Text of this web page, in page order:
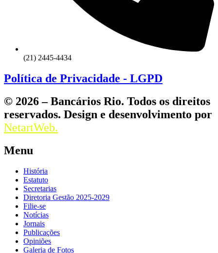
(21) 2445-4434
Política de Privacidade - LGPD
© 2026 – Bancários Rio. Todos os direitos
reservados. Design e desenvolvimento por
NetartWeb.
Menu
História
Estatuto
Secretarias
Diretoria Gestão 2025-2029
Filie-se
Notícias
Jornais
Publicações
Opiniões
Galeria de Fotos